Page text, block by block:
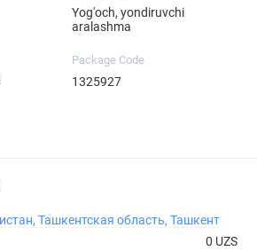
Yog'och, yondiruvchi
aralashma
Package Code
1325927
Ташкентская область, Ташкент
0 UZS